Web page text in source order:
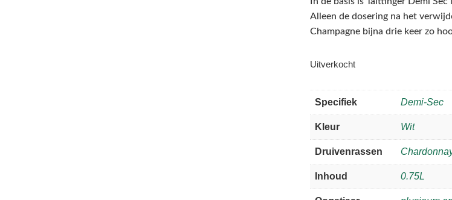
Alleen de dosering na het
Champagne bijna drie keer zo
Uitverkocht
Specifiek Demi-Sec
Kleur Wit
Druivenrassen
Inhoud 0.75L